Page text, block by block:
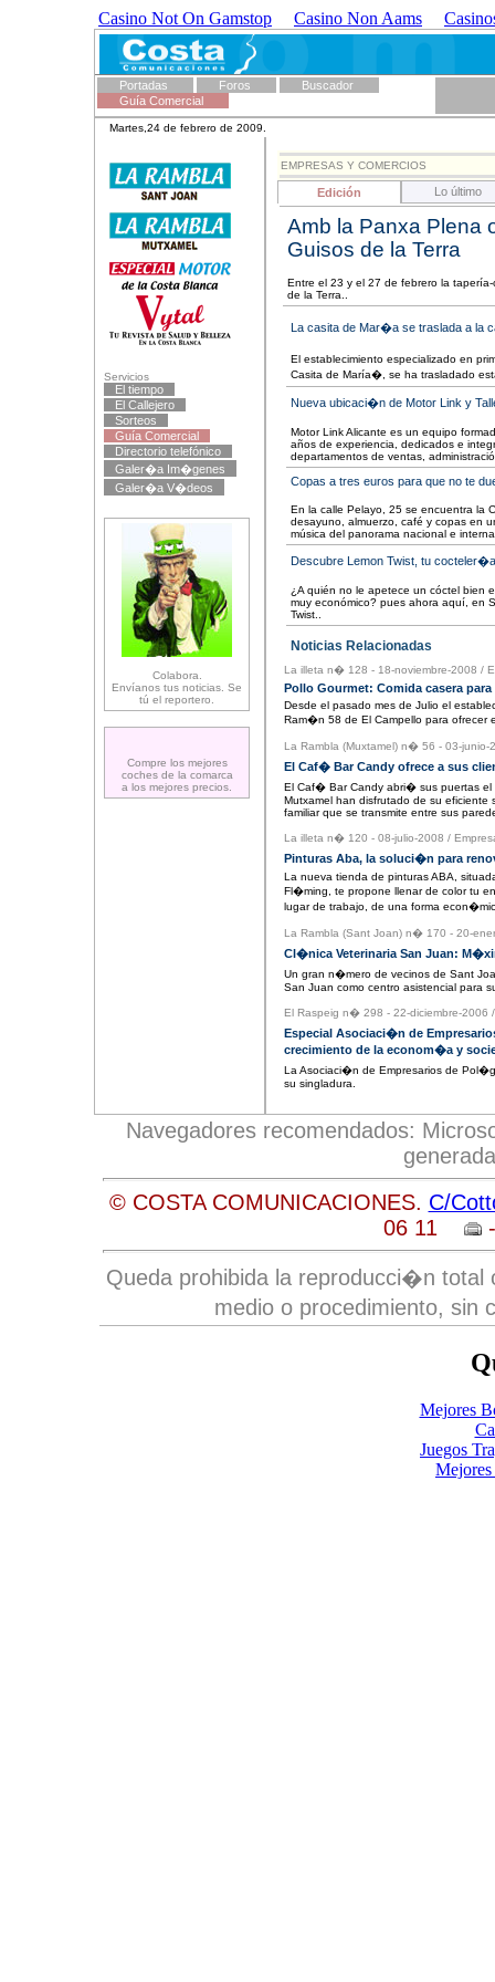
Casino Not On Gamstop Casino Non Aams
Portadas Foros
Buscador
Guía Comercial
Martes,24 de febrero de 2009.
Servicios
El tiempo
El Callejero
Sorteos
Guía Comercial
Directorio telefónico
Galer�a Im�genes
Galer�a V�deos
Colabora.
Envíanos tus noticias. Se
tú el reportero.
Compre los mejores
coches de la comarca
a los mejores precios.
EMPRESAS Y COMERCIOS
Edición Lo último
Amb la Panxa Plena
Guisos de la Terra
Entre el 23 y el 27 de febrero la
de la Terra..
La casita de Mar�a se traslada a la
El establecimiento especializado en
Casita de María�, se ha trasladado
Nueva ubicaci�n de Motor Link y
Motor Link Alicante es un equipo
años de experiencia, dedicados e
departamentos de ventas,
Copas a tres euros para que no te
En la calle Pelayo, 25 se encuentra la
desayuno, almuerzo, café y copas en
música del panorama nacional e
Descubre Lemon Twist, tu
¿A quién no le apetece un cóctel bien
muy económico? pues ahora aquí, en
Twist..
Noticias Relacionadas
La illeta n� 128 - 18-noviembre-2008 /
Pollo Gourmet: Comida casera
Desde el pasado mes de Julio el
Ram�n 58 de El Campello para ofrecer
La Rambla (Muxtamel) n� 56 - 03-junio-
El Caf� Bar Candy ofrece a sus
El Caf� Bar Candy abri� sus puertas el
Mutxamel han disfrutado de su eficiente
familiar que se transmite entre sus
La illeta n� 120 - 08-julio-2008 /
Pinturas Aba, la soluci�n para
La nueva tienda de pinturas ABA,
Fl�ming, te propone llenar de color tu
lugar de trabajo, de una forma
La Rambla (Sant Joan) n� 170 - 20-
Cl�nica Veterinaria San Juan:
Un gran n�mero de vecinos de Sant
San Juan como centro asistencial para
El Raspeig n� 298 - 22-diciembre-2006
Especial Asociaci�n de
crecimiento de la econom�a y
La Asociaci�n de Empresarios de
su singladura.
Navegadores recomendados:
© COSTA COMUNICACIONES. C/
06 11
-
Queda prohibida la reproducci�n total
medio o procedimiento, sin
Mejores
Juegos